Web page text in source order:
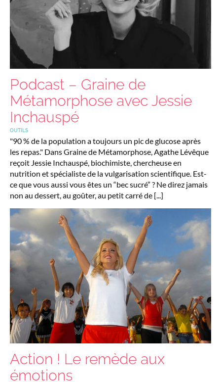
Podcast – Graine de
Métamorphose avec Jessie
Inchauspé
OUTILS
"90 % de la population a toujours un pic de glucose après
les repas." Dans Graine de Métamorphose, Agathe Lévêque
reçoit Jessie Inchauspé, biochimiste, chercheuse en
nutrition et spécialiste de la vulgarisation scientifique. Est-
ce que vous aussi vous êtes un “bec sucré” ? Ne direz jamais
non au dessert, au goûter, au petit carré de [...]
Action ! Le remède aux
émotions